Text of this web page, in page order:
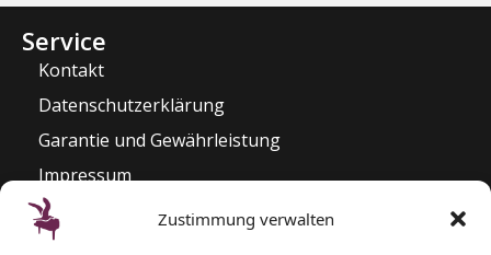
Zustimmung verwalten
Service
Kontakt
Datenschutzerklärung
Garantie und Gewährleistung
Impressum
Widerrufsrecht